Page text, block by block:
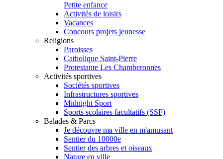
Petite enfance
Activités de loisirs
Vacances
Concours projets jeunesse
Religions
Paroisses
Catholique Saint-Pierre
Protestante Les Chamberonnes
Activités sportives
Sociétés sportives
Infrastructures sportives
Midnight Sport
Sports scolaires facultatifs (SSF)
Balades & Parcs
Je découvre ma ville en m'amusant
Sentier du 10000e
Sentier des arbres et oiseaux
Nature en ville